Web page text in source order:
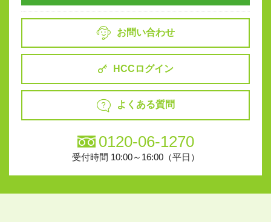
お問い合わせ
HCCログイン
よくある質問
0120-06-1270
受付時間 10:00～16:00（平日）